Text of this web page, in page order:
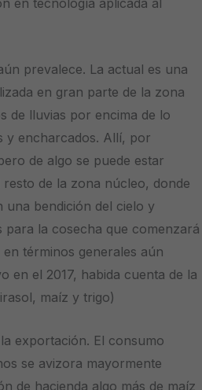
en tecnología aplicada al
prevalece. La actual es una
en gran parte de la zona
de lluvias por encima de lo
y encharcados. Allí, por
de algo se puede estar
de la zona núcleo, donde
bendición del cielo y
la cosecha que comenzará
términos generales aún
en el 2017, habida cuenta de la
maíz y trigo)
exportación. El consumo
se avizora mayormente
de hacienda algo más de maíz